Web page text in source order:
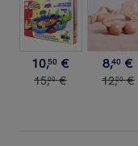
10,50 €
15,00 €
8,40 €
12,00 €